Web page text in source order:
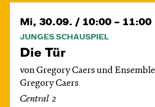
Mi, 30.09. / 10:00 – 11:00
JUNGES SCHAUSPIEL
Die Tür
von Gregory Caers und Ensemble
Gregory Caers
Central 2